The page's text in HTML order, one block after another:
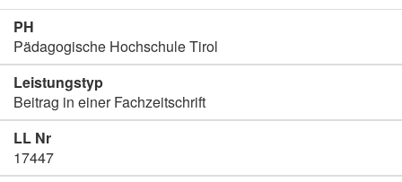
PH
Pädagogische Hochschule Tirol
Leistungstyp
Beitrag in einer Fachzeitschrift
LL Nr
17447